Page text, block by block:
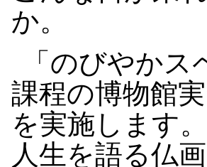
か。
「のびやか
課程の博物館
を実施します
人生を語る仏